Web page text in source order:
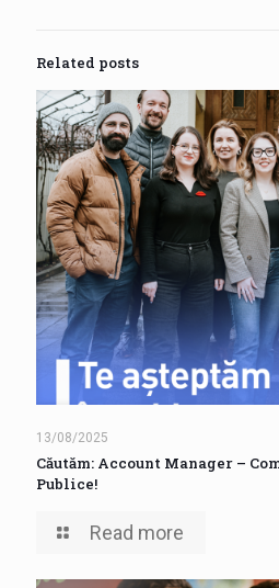
Related posts
13/08/2025
Căutăm: Account Manager –
Publice!
Read more